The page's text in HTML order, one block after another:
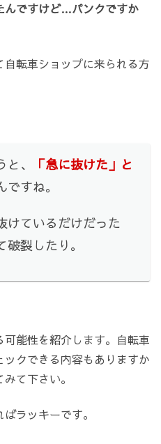
んですけど…パンクですか
転車ショップに来られる方
、
「急に抜けた」と
ですね。
けているだけだった
裂したり。
能性を紹介します。自転車
クできる内容もありますか
て下さい。
ラッキーです。